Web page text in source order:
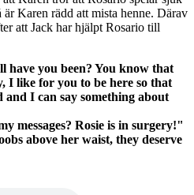
Karen rädd att mista henne. Därav
att Jack har hjälpt Rosario till
have you been? You know that
I like for you to be here so that
and I can say something about
messages? Rosie is in surgery!"
above her waist, they deserve